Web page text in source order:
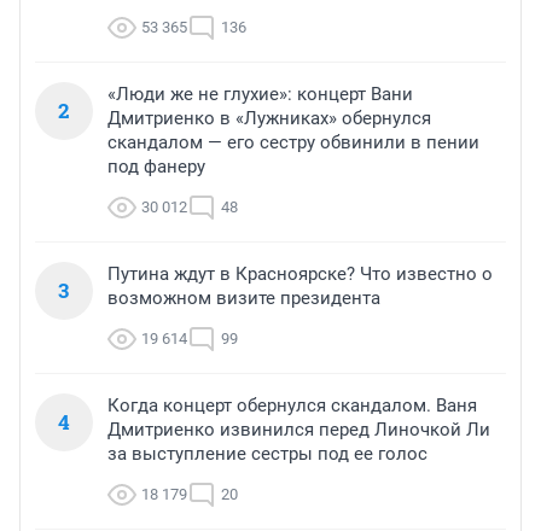
53 365 136
2
«Люди же не глухие»: концерт Вани
Дмитриенко в «Лужниках» обернулся
скандалом — его сестру обвинили в пении
под фанеру
30 012 48
3
Путина ждут в Красноярске? Что известно о
возможном визите президента
19 614 99
4
Когда концерт обернулся скандалом. Ваня
Дмитриенко извинился перед Линочкой Ли
за выступление сестры под ее голос
18 179 20